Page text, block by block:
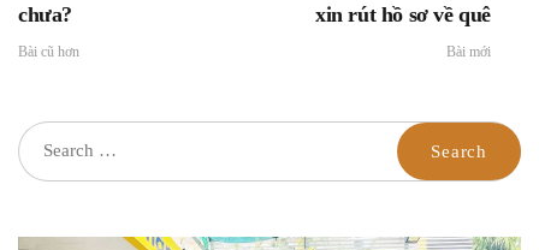
chưa?
Bài cũ hơn
xin rút hồ sơ về quê
Bài mới